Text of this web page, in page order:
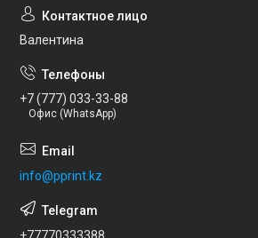
Валентина
+7 (777) 033-33-88
Офис (WhatsApp)
info@pprint.kz